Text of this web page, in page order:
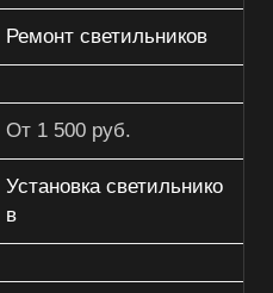
Ремонт светильников
От 1 500 руб.
Установка светильнико
в